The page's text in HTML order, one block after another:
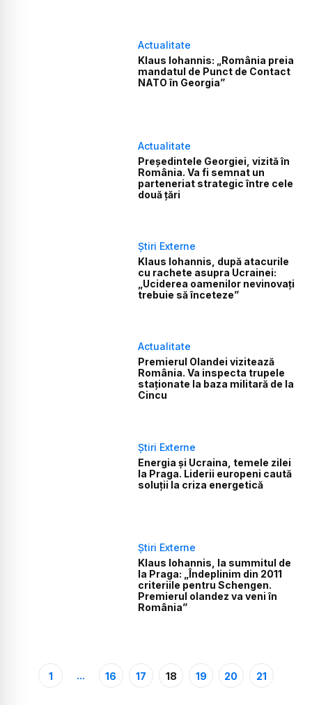
Actualitate
Klaus Iohannis: „România preia
mandatul de Punct de Contact
NATO în Georgia”
Actualitate
Preşedintele Georgiei, vizită în
România. Va fi semnat un
parteneriat strategic între cele
două țări
Știri Externe
Klaus Iohannis, după atacurile
cu rachete asupra Ucrainei:
„Uciderea oamenilor nevinovați
trebuie să înceteze”
Actualitate
Premierul Olandei vizitează
România. Va inspecta trupele
staționate la baza militară de la
Cincu
Știri Externe
Energia și Ucraina, temele zilei
la Praga. Liderii europeni caută
soluții la criza energetică
Știri Externe
Klaus Iohannis, la summitul de
la Praga: „Îndeplinim din 2011
criteriile pentru Schengen.
Premierul olandez va veni în
România”
1 ... 16 17 18 19 20 21